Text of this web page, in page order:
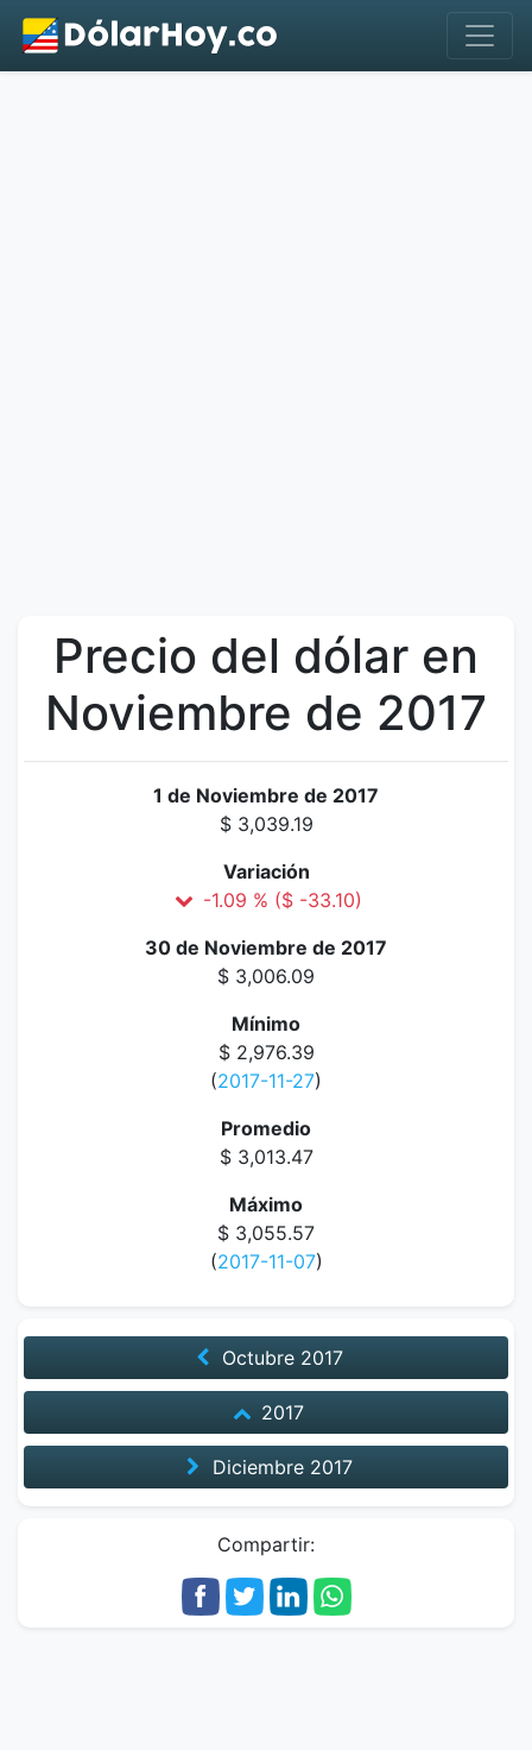
Precio del dólar en
Noviembre de 2017
1 de Noviembre de 2017
$ 3,039.19
Variación
-1.09 % ($ -33.10)
30 de Noviembre de 2017
$ 3,006.09
Mínimo
$ 2,976.39
(2017-11-27)
Promedio
$ 3,013.47
Máximo
$ 3,055.57
(2017-11-07)
Octubre2017
2017
Diciembre2017
Compartir: